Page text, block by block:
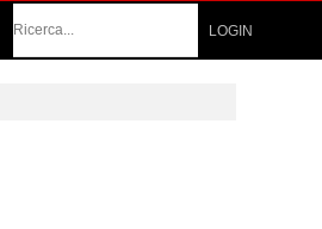
LOGIN